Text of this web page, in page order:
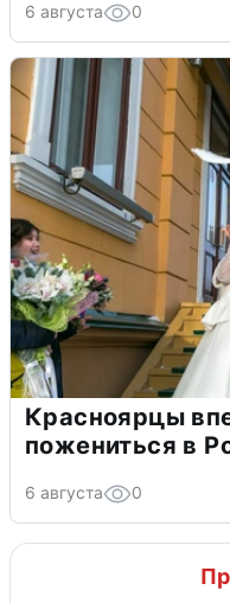
6 августа 0
Красноярцы
пожениться в
6 августа 0